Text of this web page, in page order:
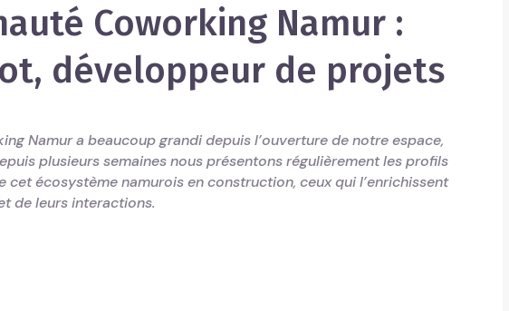
Coworking Namur :
développeur de projets
Namur a beaucoup grandi depuis l’ouverture de notre espace,
plusieurs semaines nous présentons régulièrement les profils
cet écosystème namurois en construction, ceux qui l’enrichissent
de leurs interactions.